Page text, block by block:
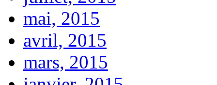
mai, 2015
avril, 2015
mars, 2015